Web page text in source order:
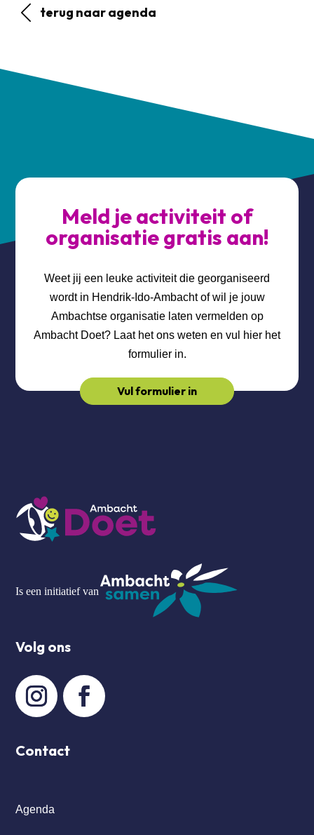
terug naar agenda
Meld je activiteit of
organisatie gratis aan!
Weet jij een leuke activiteit die georganiseerd
wordt in Hendrik-Ido-Ambacht of wil je jouw
Ambachtse organisatie laten vermelden op
Ambacht Doet? Laat het ons weten en vul hier het
formulier in.
Vul formulier in
Is een initiatief van
Volg ons
Contact
Agenda